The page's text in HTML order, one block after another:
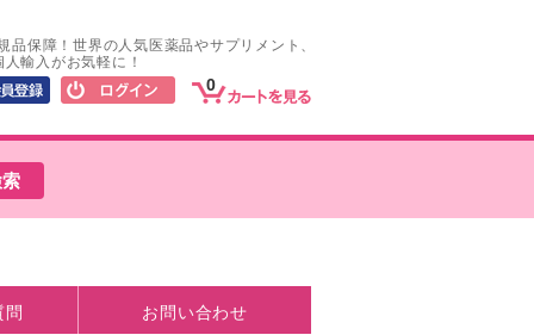
品保障！世界の人気医薬品やサプリメント、
輸入がお気軽に！
0
問 お問い合わせ